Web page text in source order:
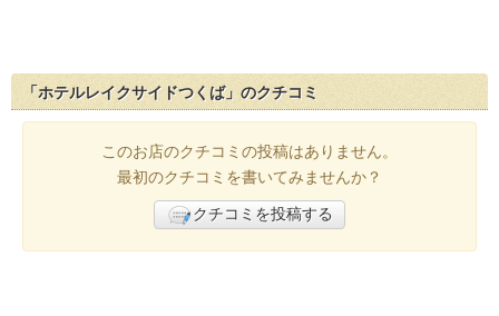
「ホテルレイクサイドつくば」のクチコミ
このお店のクチコミの投稿はありません。
最初のクチコミを書いてみませんか？
クチコミを投稿する